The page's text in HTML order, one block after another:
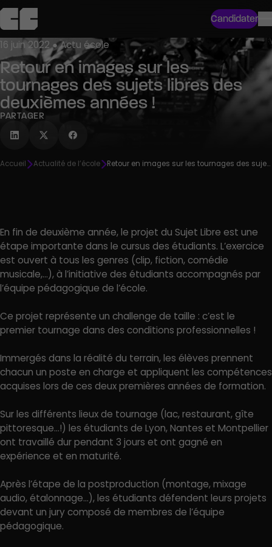
Candidater
16 juin 2022 ● Actu école
Retour en images sur les
tournages des sujets libres des
deuxièmes années !
PARTAGER
Accueil Actualité de l’école Retour en images sur les tournages des sujets libres des deuxièmes années !
En fin de deuxième année, le projet du Sujet Libre est une
étape importante dans le cursus des étudiants. L’exercice
est ouvert à tous les genres (clip, fiction, comédie
musicale,…), à l’initiative des étudiants accompagnés par
l’équipe pédagogique de l’école.
Ce projet représente un challenge de taille : c’est le
premier tournage dans des conditions professionnelles !
Immergés dans la réalité du terrain, les élèves prennent
chacun un poste en charge et appliquent les compétences
acquises lors de ces deux premières années de formation.
Sur les différents lieux de tournage (lac, restaurant, gîte
pittoresque…!) les étudiants de Lyon, Nantes et Montpellier
ont travaillé dur pendant 3 jours et ont gagné en
expérience et en maturité.
Après l’étape de la postproduction (montage, mixage
audio, étalonnage…), les étudiants défendent leurs projets
devant un jury composé de membres de l’équipe
pédagogique.